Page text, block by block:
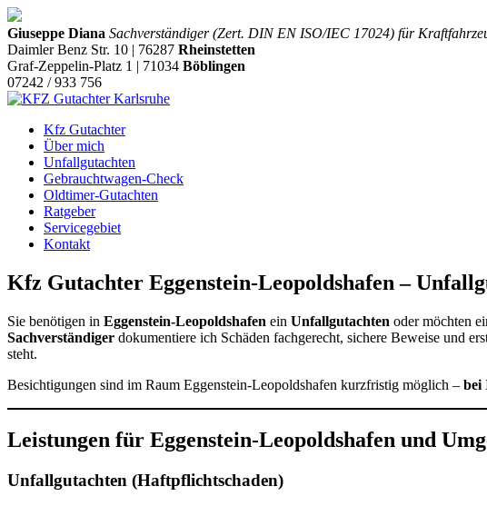
Giuseppe Diana Sachverständiger (Zert. DIN EN ISO/IEC 17024) für
Daimler Benz Str. 10 | 76287 Rheinstetten
Graf-Zeppelin-Platz 1 | 71034 Böblingen
07242 / 933 756
Kfz Gutachter
Über mich
Unfallgutachten
Gebrauchtwagen-Check
Oldtimer-Gutachten
Ratgeber
Servicegebiet
Kontakt
Kfz Gutachter Eggenstein-Leopoldshafen –
Sie benötigen in Eggenstein-Leopoldshafen ein Unfallgutachten oder möchten
Sachverständiger dokumentiere ich Schäden fachgerecht, sichere Beweise und
steht.
Besichtigungen sind im Raum Eggenstein-Leopoldshafen kurzfristig möglich – bei
Leistungen für Eggenstein-Leopoldshafen und
Unfallgutachten (Haftpflichtschaden)